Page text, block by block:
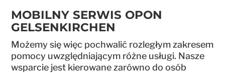
MOBILNY SERWIS OPON
GELSENKIRCHEN
Możemy się więc pochwalić rozległym zakresem
pomocy uwzględniającym różne usługi. Nasze
wsparcie jest kierowane zarówno do osób